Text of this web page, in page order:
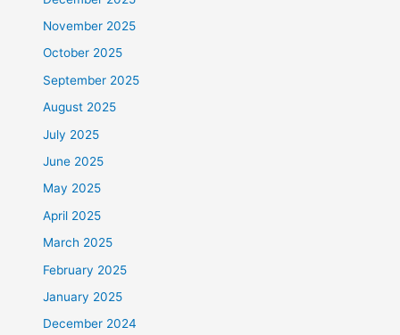
November 2025
October 2025
September 2025
August 2025
July 2025
June 2025
May 2025
April 2025
March 2025
February 2025
January 2025
December 2024